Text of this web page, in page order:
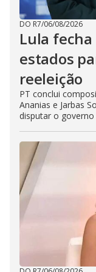
DO R7/06/08/2026
Lula
estados
reeleição
PT conclui
Ananias e Jarbas
disputar o governo